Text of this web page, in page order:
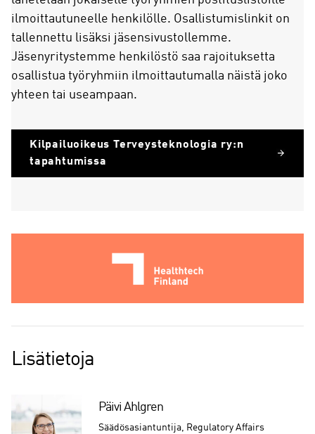
ilmoittautuneelle henkilölle. Osallistumislinkit on
tallennettu lisäksi jäsensivustollemme.
Jäsenyritystemme henkilöstö saa rajoituksetta
osallistua työryhmiin ilmoittautumalla näistä joko
yhteen tai useampaan.
Kilpailuoikeus Terveysteknologia ry:n
tapahtumissa
Lisätietoja
Päivi Ahlgren
Säädösasiantuntija, Regulatory Affairs